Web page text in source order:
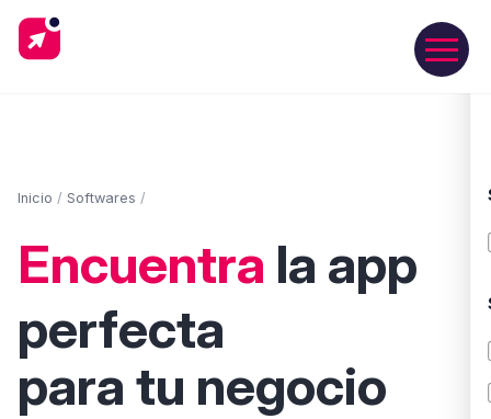
Inicio / Softwares /
Encuentra la app
perfecta
para tu negocio